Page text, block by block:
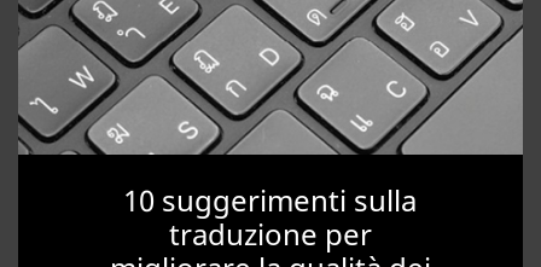
10 suggerimenti sulla
traduzione per